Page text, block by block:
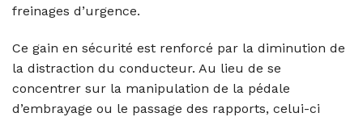
freinages d’urgence.
Ce gain en sécurité est renforcé par la diminution de
la distraction du conducteur. Au lieu de se
concentrer sur la manipulation de la pédale
d’embrayage ou le passage des rapports, celui-ci